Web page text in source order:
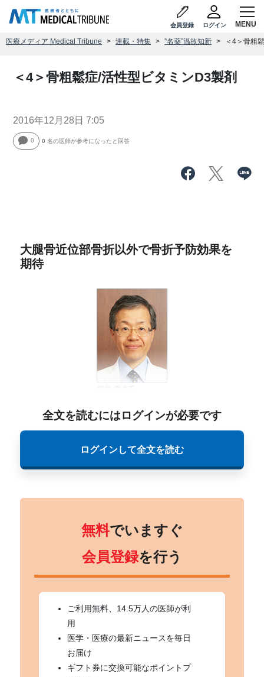
会員登録 ログイン
医療メディア Medical Tribune 連載・特集 ”名薬”温故知新 ＜4＞骨粗
＜4＞骨粗鬆症/活性型ビタミンD3製剤
2016年12月28日 7:05
0 0 名の医師が参考になったと回答
大腿骨近位部骨折以外で骨折予防効果を
期待
全文を読むにはログインが必要です
ログインして全文を読む
無料でいますぐ
会員登録を行う
ご利用無料、14.5万人の医師が利
用
医学・医療の最新ニュースを毎日
お届け
ギフト券に交換可能なポイントプ